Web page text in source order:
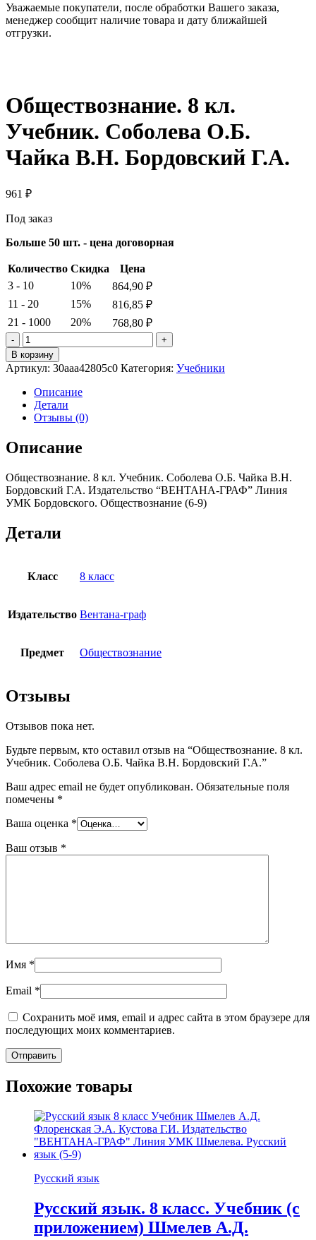
Уважаемые покупатели, после обработки Вашего заказа,
менеджер сообщит наличие товара и дату ближайшей
отгрузки.
Обществознание. 8 кл.
Учебник. Соболева О.Б.
Чайка В.Н. Бордовский Г.А.
961 ₽
Под заказ
Больше 50 шт. - цена договорная
Количество Скидка
Цена
3 - 10
10% 864,90 ₽
11 - 20
15% 816,85 ₽
21 - 1000
20% 768,80 ₽
Количество
товара
Обществознание.
8 кл.
Учебник.
Соболева
О.Б.
Бордовский
В корзину
Артикул: 30aaa42805c0 Категория: Учебники
Описание
Детали
Отзывы (0)
Описание
Обществознание. 8 кл. Учебник. Соболева О.Б. Чайка В.Н.
Бордовский Г.А. Издательство “ВЕНТАНА-ГРАФ” Линия
УМК Бордовского. Обществознание (6-9)
Детали
Класс 8 класс
Издательство Вентана-граф
Предмет Обществознание
Отзывы
Отзывов пока нет.
Будьте первым, кто оставил отзыв на “Обществознание. 8 кл.
Учебник. Соболева О.Б. Чайка В.Н. Бордовский Г.А.”
Ваш адрес email не будет опубликован. Обязательные поля
помечены *
Ваша оценка *
Ваш отзыв *
Имя *
Email *
Сохранить моё имя, email и адрес сайта в этом браузере для
последующих моих комментариев.
Похожие товары
Русский язык
Русский язык. 8 класс. Учебник (с
приложением) Шмелев А.Д.